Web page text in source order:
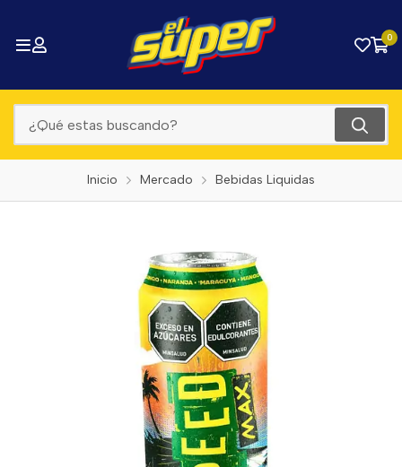
0
Inicio Mercado Bebidas Liquidas